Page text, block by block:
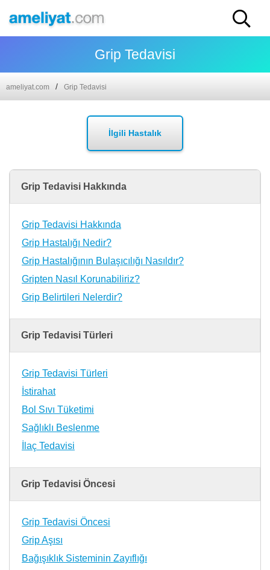
Grip Tedavisi
ameliyat.com Grip Tedavisi
İlgili Hastalık
Grip Tedavisi Hakkında
Grip Tedavisi Hakkında
Grip Hastalığı Nedir?
Grip Hastalığının Bulaşıcılığı Nasıldır?
Gripten Nasıl Korunabiliriz?
Grip Belirtileri Nelerdir?
Grip Tedavisi Türleri
Grip Tedavisi Türleri
İstirahat
Bol Sıvı Tüketimi
Sağlıklı Beslenme
İlaç Tedavisi
Grip Tedavisi Öncesi
Grip Tedavisi Öncesi
Grip Aşısı
Bağışıklık Sisteminin Zayıflığı